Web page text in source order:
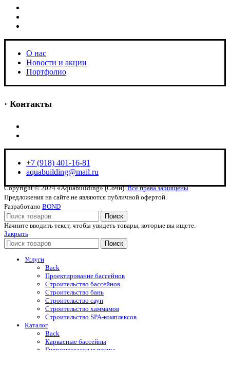
O нас
Новости и акции
Портфолио
· Контакты
+7 (918) 401-16-81
aquabuilding@mail.ru
Copyright © 2024 «Aquabuilding» (Сочи).Все права защищены.
Предложения на сайте не являются публичной офертой.
Разработано BOND
Поиск
Начните вводить текст, чтобы увидеть товары, которые вы ищете.
Закрыть
Поиск
Услуги
Back
Проектирование бассейнов
Строительство бассейнов
Строительство бань
Строительство саун
Строительство хаммамов
Строительство SPA-комплексов
Каталог
Back
Каркасные бассейны
Гидромассажные ванны